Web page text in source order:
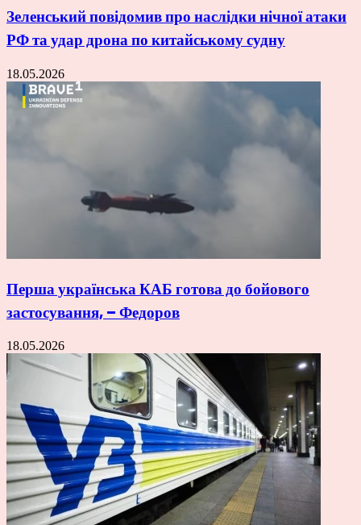
Зеленський повідомив про наслідки нічної атаки
РФ та удар дрона по китайському судну
18.05.2026
Перша українська КАБ готова до бойового
застосування, – Федоров
18.05.2026